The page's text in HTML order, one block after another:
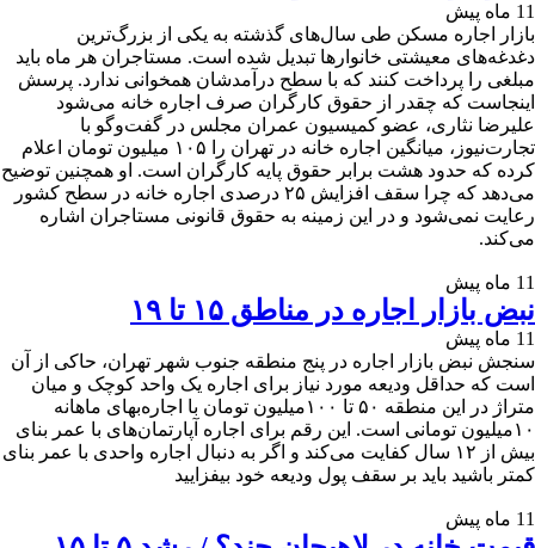
11 ماه پیش
بازار اجاره مسکن طی سال‌های گذشته به یکی از بزرگ‌ترین
دغدغه‌های معیشتی خانوارها تبدیل شده است. مستاجران هر ماه باید
مبلغی را پرداخت کنند که با سطح درآمدشان همخوانی ندارد. پرسش
اینجاست که چقدر از حقوق کارگران صرف اجاره خانه می‌شود‌
علیرضا نثاری، عضو کمیسیون عمران مجلس در گفت‌وگو با
تجارت‌نیوز، میانگین اجاره خانه در تهران را ۱۰۵ میلیون تومان اعلام
کرده که حدود هشت برابر حقوق پایه کارگران است. او همچنین توضیح
می‌دهد که چرا سقف افزایش ۲۵ درصدی اجاره خانه در سطح کشور
رعایت نمی‌شود و در این زمینه به حقوق قانونی مستاجران اشاره
می‌کند.
11 ماه پیش
نبض بازار اجاره در مناطق ۱۵ تا ۱۹
11 ماه پیش
سنجش نبض بازار اجاره در پنج منطقه جنوب شهر تهران، حاکی از آن
است که حداقل ودیعه مورد نیاز برای اجاره یک واحد کوچک و میان
متراژ در این منطقه ۵۰ تا ۱۰۰‌میلیون تومان با اجاره‌بهای ماهانه
۱۰‌میلیون تومانی است. این رقم برای اجاره آپارتمان‌های با عمر بنای
بیش از ۱۲ سال کفایت می‌کند و اگر به دنبال اجاره واحدی با عمر بنای
کمتر باشید باید بر سقف پول ودیعه خود بیفزایید
11 ماه پیش